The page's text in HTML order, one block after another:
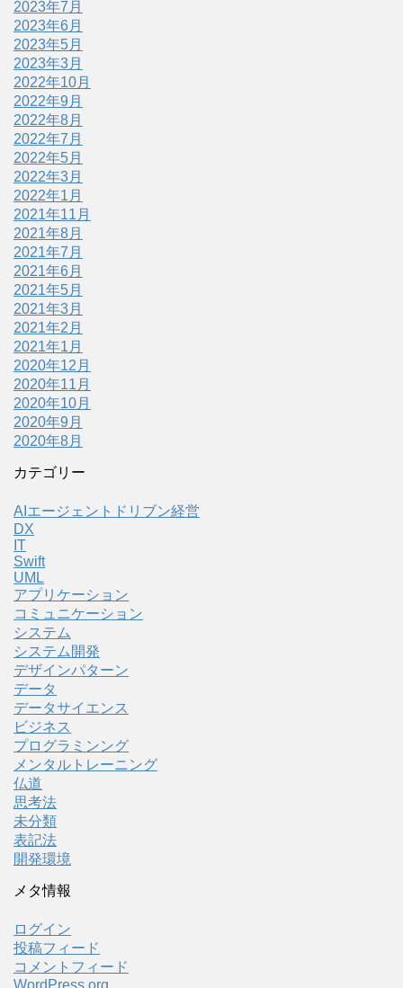
2023年7月
2023年6月
2023年5月
2023年3月
2022年10月
2022年9月
2022年8月
2022年7月
2022年5月
2022年3月
2022年1月
2021年11月
2021年8月
2021年7月
2021年6月
2021年5月
2021年3月
2021年2月
2021年1月
2020年12月
2020年11月
2020年10月
2020年9月
2020年8月
カテゴリー
AIエージェントドリブン経営
DX
IT
Swift
UML
アプリケーション
コミュニケーション
システム
システム開発
デザインパターン
データ
データサイエンス
ビジネス
プログラミンング
メンタルトレーニング
仏道
思考法
未分類
表記法
開発環境
メタ情報
ログイン
投稿フィード
コメントフィード
WordPress.org